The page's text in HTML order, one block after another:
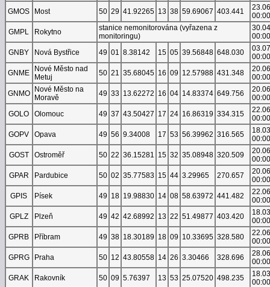
GMOS
Most 50 29 41.92265 13 38 59.69067 403.441
00:00
GMPL
Rokytno
stanice nemonitorována (vyřazena z
monitoringu)
00:00
GNBY
Nová Bystřice 49 01 8.38142 15 05 39.56848 648.030
00:00
GNME
Nové Město nad
Metuj
50 21 35.68045 16 09 12.57988 431.348
00:00
GNMO
Nové Město na
Moravě
49 33 13.62272 16 04 14.83374 649.756
00:00
GOLO
Olomouc 49 37 43.50427 17 24 16.86319 334.315
00:00
GOPV
Opava 49 56 9.34008 17 53 56.39962 316.565
00:00
GOST
Ostroměř 50 22 36.15281 15 32 35.08948 320.509
00:00
GPAR
Pardubice 50 02 35.77583 15 44 3.29965 270.657
00:00
GPIS
Písek 49 18 19.98830 14 08 58.63972 441.482
00:00
GPLZ
Plzeň 49 42 42.68992 13 22 51.49877 403.420
00:00
GPRB
Příbram 49 38 18.30189 18 09 10.33695 328.580
00:00
GPRG
Praha 50 12 43.80558 14 26 3.30466 328.696
00:00
GRAK
Rakovník 50 09 5.76397 13 53 25.07520 498.235
00:00